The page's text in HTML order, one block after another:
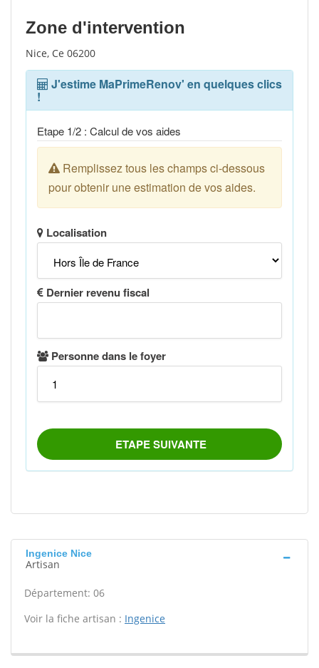
Zone d'intervention
Nice, Ce 06200
Ingenice Nice
Artisan
Département: 06
Voir la fiche artisan : Ingenice